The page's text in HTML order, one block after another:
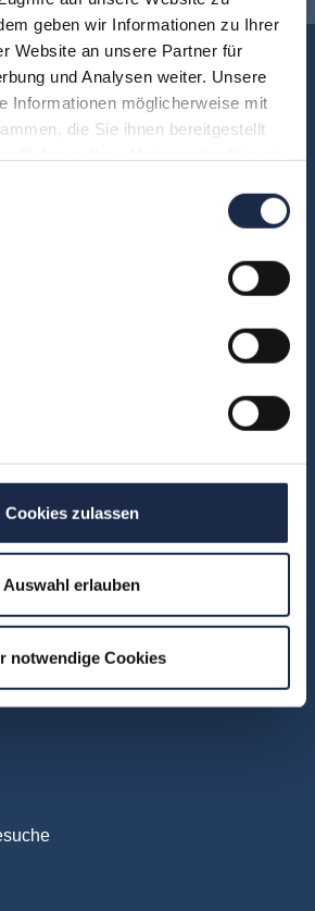
geben wir Informationen zu Ihrer
Website an unsere Partner für
und Analysen weiter. Unsere
Informationen möglicherweise mit
die Sie ihnen bereitgestellt
Cookies zulassen
Auswahl erlauben
notwendige Cookies